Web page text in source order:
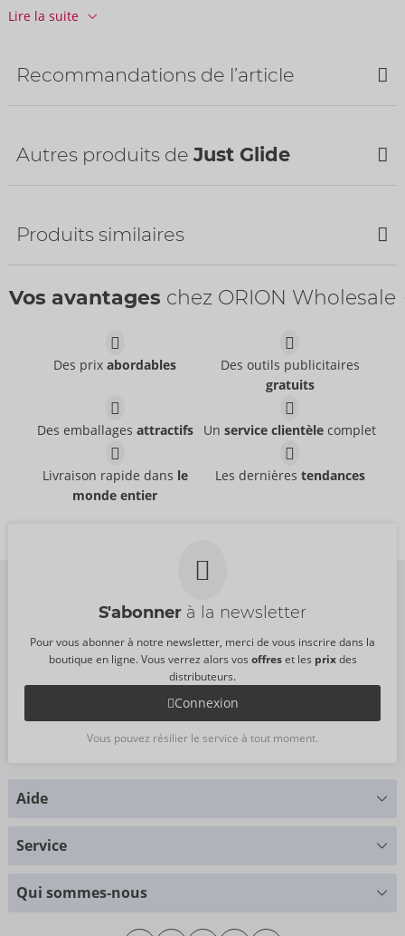
Lire la suite
Recommandations de l’article
Just Glide Kit pour un
- ORION Brand
06239890000
50 ml
Autres produits de Just Glide
- ORION Brand
06299790000
Cleaning Spray Toys
- ORION Brand
06311830000
11,95 €
Dimensions :250 ml
Produits similaires
Just Glide 3x200ml
- ORION Brand
Just Glide Kit pour un
Vos avantages chez ORION Wholesale
Des prixabordables
Des outils publicitaires
gratuits
Des emballages attractifs Unservice clientèle complet
Livraison rapide dans le
monde entier
Les dernières tendances
S'abonner à la newsletter
Pour vous abonner à notre newsletter, merci de vous inscrire dans la
boutique en ligne. Vous verrez alors vos offreset les prixdes
distributeurs.
Connexion
Vous pouvez résilier le service à tout moment.
Aide
+49 (0)461 50 40 308
Lundi - Jeudi: 09h00 - 16h00
Service
Tableau des tailles
Qui sommes-nous